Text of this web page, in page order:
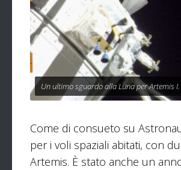
Un ultimo sguardo alla Luna per Artemis I.
Come di consueto su
per i voli spaziali abitati, con
Artemis. È stato anche un